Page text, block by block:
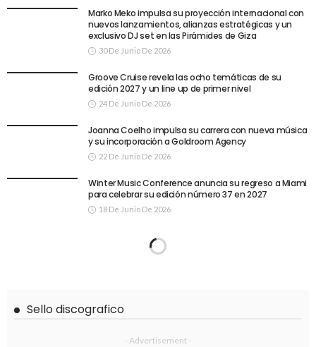
Marko Meko impulsa su proyección internacional con
nuevos lanzamientos, alianzas estratégicas y un
exclusivo DJ set en las Pirámides de Giza
30 De Junio De 2026
Groove Cruise revela las ocho temáticas de su
edición 2027 y un line up de primer nivel
24 De Junio De 2026
Joanna Coelho impulsa su carrera con nueva música
y su incorporación a Goldroom Agency
22 De Junio De 2026
Winter Music Conference anuncia su regreso a Miami
para celebrar su edición número 37 en 2027
18 De Junio De 2026
Sello discografico
- Advertisement -